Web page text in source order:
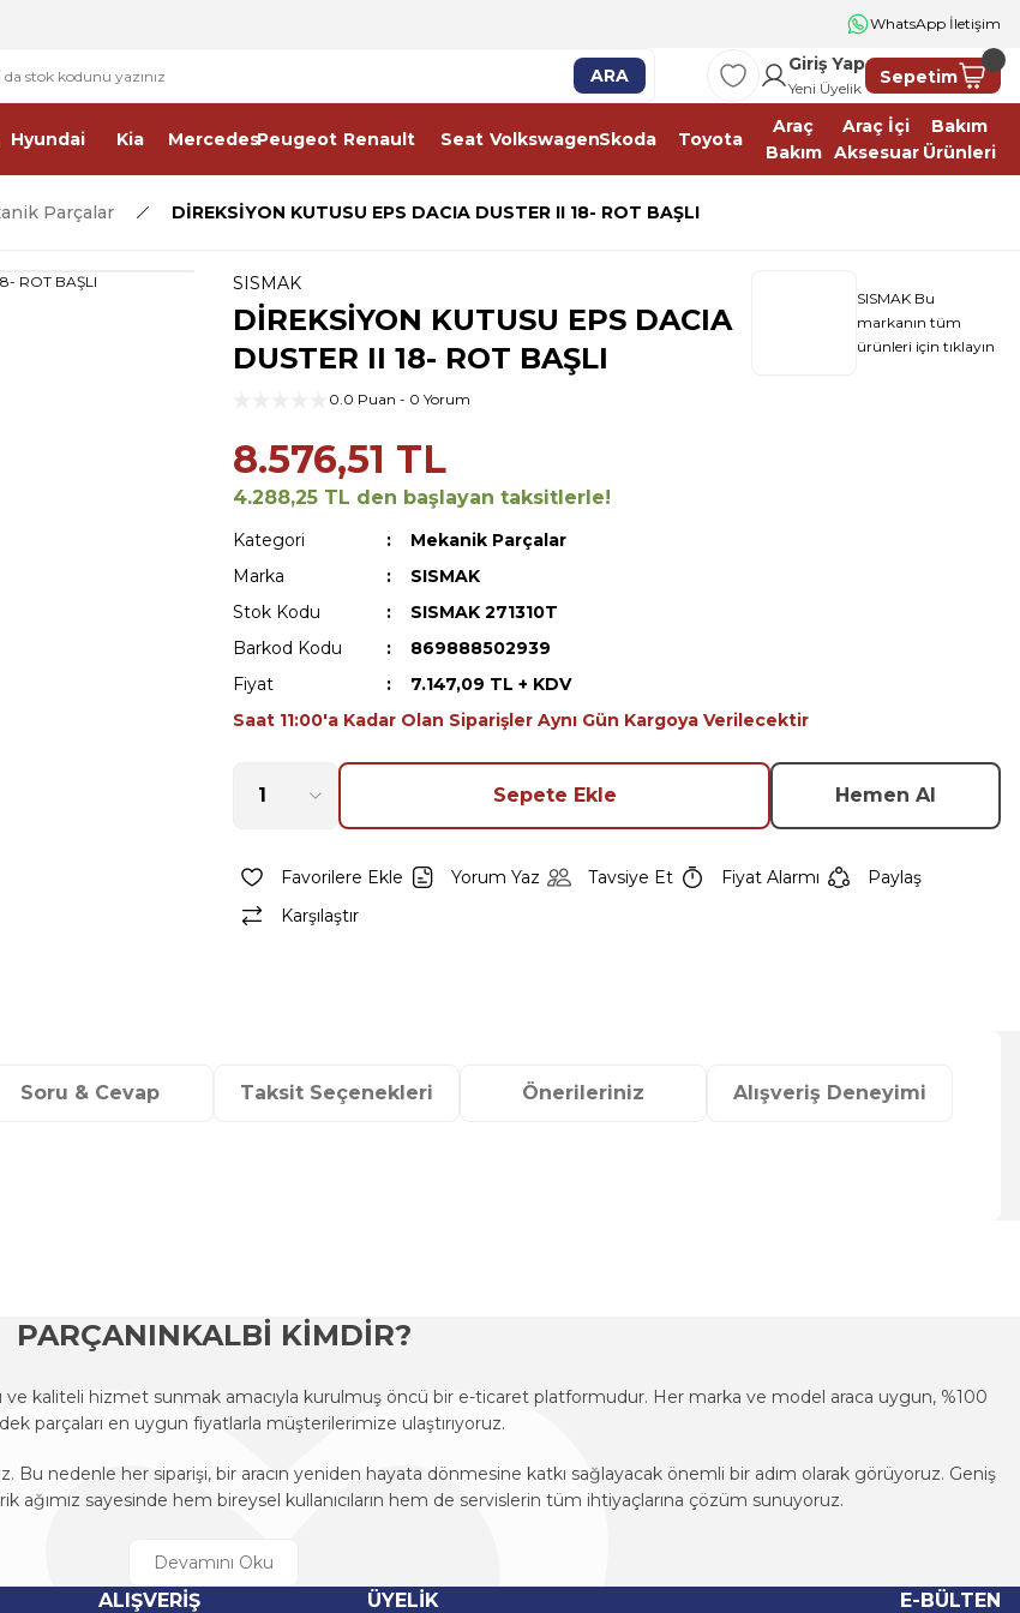
2500 TL ÜSTÜ ÜCRETSİZ KARGO
WhatsApp İletişim
ARA
Giriş Yap
Yeni Üyelik
Sepetim
Hyundai Kia MercedesPeugeot Renault Seat VolkswagenSkoda Toyota
Araç
Bakım
Araç İçi
Aksesuar
Bakım
Ürünleri
Parçalar DİREKSİYON KUTUSU EPS DACIA DUSTER II 18- ROT BAŞLI
SISMAK
DİREKSİYON KUTUSU EPS DACIA
DUSTER II 18- ROT BAŞLI
SISMAK Bu
markanın tüm
ürünleri için tıklayın
0.0 Puan - 0 Yorum
8.576,51 TL
4.288,25 TL den başlayan taksitlerle!
Kategori
Mekanik Parçalar
Marka
SISMAK
Stok Kodu
SISMAK 271310T
Barkod Kodu
869888502939
Fiyat
7.147,09 TL + KDV
Saat 11:00'a Kadar Olan Siparişler Aynı Gün Kargoya Verilecektir
Sepete Ekle Hemen Al
Yorum Yaz Tavsiye Et Fiyat Alarmı
Paylaş
Karşılaştır
Soru & Cevap Taksit Seçenekleri Önerileriniz Alışveriş Deneyimi
Yorum Yaz
Soru Sor
Gönder
Deneyimini Paylaş
PARÇANINKALBİ KİMDİR?
ve kaliteli hizmet sunmak amacıyla kurulmuş öncü bir e-ticaret platformudur. Her marka ve model araca uygun, %100
parçaları en uygun fiyatlarla müşterilerimize ulaştırıyoruz.
Bu nedenle her siparişi, bir aracın yeniden hayata dönmesine katkı sağlayacak önemli bir adım olarak görüyoruz. Geniş
sayesinde hem bireysel kullanıcıların hem de servislerin tüm ihtiyaçlarına çözüm sunuyoruz.
ve kaliteli hizmet sunmak amacıyla kurulmuş öncü bir e-ticaret platformudur. Her marka ve model araca uygun, %100
ALIŞVERİŞ ÜYELİK E-BÜLTEN